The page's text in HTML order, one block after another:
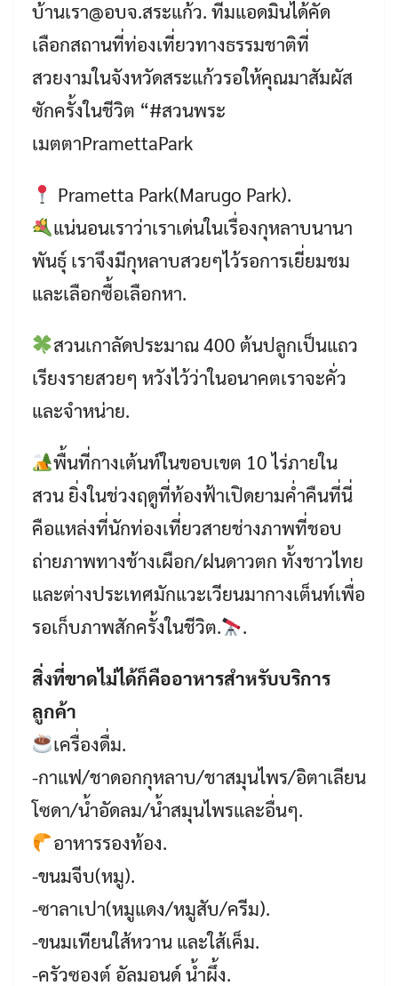
บ้านเรา@อบจ.สระแก้ว. ทีมแอดมินได้คัด
เลือกสถานที่ท่องเที่ยวทางธรรมชาติที่
สวยงามในจังหวัดสระแก้วรอให้คุณมาสัมผัส
ซักครั้งในชีวิต “#สวนพระ
เมตตาPramettaPark
Prametta Park(Marugo Park).
แน่นอนเราว่าเราเด่นในเรื่องกุหลาบนานา
พันธุ์ เราจึงมีกุหลาบสวยๆไว้รอการเยี่ยมชม
และเลือกซื้อเลือกหา.
สวนเกาลัดประมาณ 400 ต้นปลูกเป็นแถว
เรียงรายสวยๆ หวังไว้ว่าในอนาคตเราจะคั่ว
และจำหน่าย.
พื้นที่กางเต้นท์ในขอบเขต 10 ไร่ภายใน
สวน ยิ่งในช่วงฤดูที่ท้องฟ้าเปิดยามค่ำคืนที่นี่
คือแหล่งที่นักท่องเที่ยวสายช่างภาพที่ชอบ
ถ่ายภาพทางช้างเผือก/ฝนดาวตก ทั้งชาวไทย
และต่างประเทศมักแวะเวียนมากางเต็นท์เพื่อ
รอเก็บภาพสักครั้งในชีวิต.
.
สิ่งที่ขาดไม่ได้ก็คืออาหารสำหรับบริการ
ลูกค้า
เครื่องดื่ม.
-กาแฟ/ชาดอกกุหลาบ/ชาสมุนไพร/อิตาเลียน
โซดา/น้ำอัดลม/น้ำสมุนไพรและอื่นๆ.
อาหารรองท้อง.
-ขนมจีบ(หมู).
-ซาลาเปา(หมูแดง/หมูสับ/ครีม).
-ขนมเทียนใส้หวาน และใส้เค็ม.
-ครัวซองต์ อัลมอนด์ น้ำผึ้ง.